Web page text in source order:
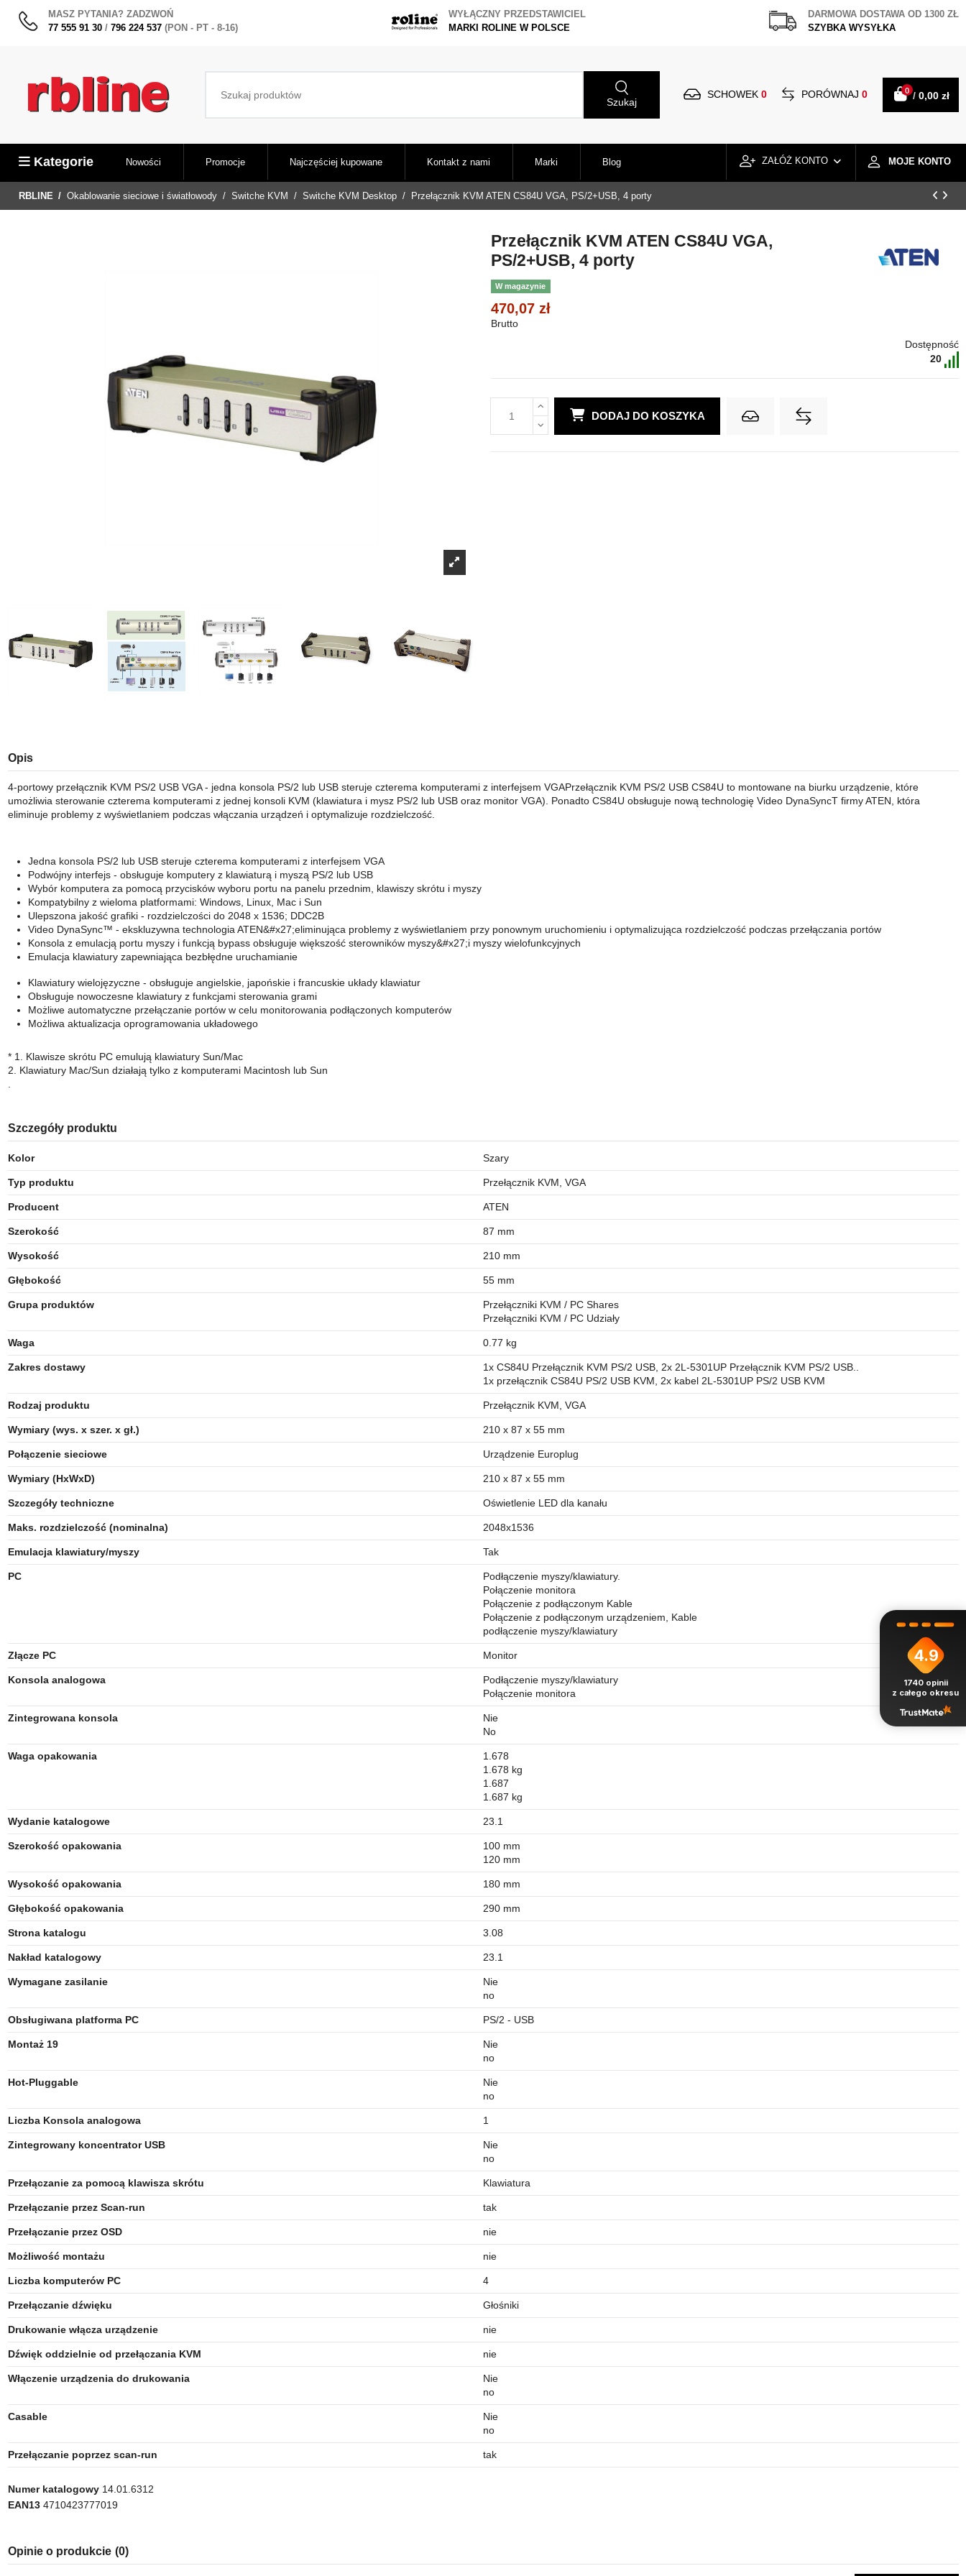
MASZ PYTANIA? ZADZWOŃ
77 555 91 30/ 796 224 537 (PON - PT - 8-16)
WYŁĄCZNY PRZEDSTAWICIEL
MARKI ROLINE W POLSCE
DARMOWA DOSTAWA OD 1300 ZŁ
SZYBKA WYSYŁKA
Szukaj
SCHOWEK 0 PORÓWNAJ 0 0 / 0,00 zł
Kategorie Nowości Promocje Najczęściej kupowane Kontakt z nami Marki Blog MOJE KONTO
ZAŁÓŻ KONTO
RBLINE Okablowanie sieciowe i światłowody Switche KVM Switche KVM Desktop Przełącznik KVM ATEN CS84U VGA, PS/2+USB, 4 porty
Przełącznik KVM ATEN CS84U VGA,
PS/2+USB, 4 porty
W magazynie
470,07 zł
Brutto
Dostępność
20
DODAJ DO KOSZYKA
Opis
4-portowy przełącznik KVM PS/2 USB VGA - jedna konsola PS/2 lub USB steruje czterema komputerami z interfejsem VGAPrzełącznik KVM PS/2 USB CS84U to montowane na biurku urządzenie, które
umożliwia sterowanie czterema komputerami z jednej konsoli KVM (klawiatura i mysz PS/2 lub USB oraz monitor VGA). Ponadto CS84U obsługuje nową technologię Video DynaSyncT firmy ATEN, która
eliminuje problemy z wyświetlaniem podczas włączania urządzeń i optymalizuje rozdzielczość.
Jedna konsola PS/2 lub USB steruje czterema komputerami z interfejsem VGA
Podwójny interfejs - obsługuje komputery z klawiaturą i myszą PS/2 lub USB
Wybór komputera za pomocą przycisków wyboru portu na panelu przednim, klawiszy skrótu i myszy
Kompatybilny z wieloma platformami: Windows, Linux, Mac i Sun
Ulepszona jakość grafiki - rozdzielczości do 2048 x 1536; DDC2B
Video DynaSync™ - ekskluzywna technologia ATEN&#x27;eliminująca problemy z wyświetlaniem przy ponownym uruchomieniu i optymalizująca rozdzielczość podczas przełączania portów
Konsola z emulacją portu myszy i funkcją bypass obsługuje większość sterowników myszy&#x27;i myszy wielofunkcyjnych
Emulacja klawiatury zapewniająca bezbłędne uruchamianie
Klawiatury wielojęzyczne - obsługuje angielskie, japońskie i francuskie układy klawiatur
Obsługuje nowoczesne klawiatury z funkcjami sterowania grami
Możliwe automatyczne przełączanie portów w celu monitorowania podłączonych komputerów
Możliwa aktualizacja oprogramowania układowego
* 1. Klawisze skrótu PC emulują klawiatury Sun/Mac
2. Klawiatury Mac/Sun działają tylko z komputerami Macintosh lub Sun
.
Szczegóły produktu
Kolor Szary
Typ produktu Przełącznik KVM, VGA
Producent ATEN
Szerokość 87 mm
Wysokość 210 mm
Głębokość 55 mm
Grupa produktów
Przełączniki KVM / PC Shares
Przełączniki KVM / PC Udziały
Waga 0.77 kg
Zakres dostawy
1x CS84U Przełącznik KVM PS/2 USB, 2x 2L-5301UP Przełącznik KVM PS/2 USB..
1x przełącznik CS84U PS/2 USB KVM, 2x kabel 2L-5301UP PS/2 USB KVM
Rodzaj produktu Przełącznik KVM, VGA
Wymiary (wys. x szer. x gł.) 210 x 87 x 55 mm
Połączenie sieciowe Urządzenie Europlug
Wymiary (HxWxD) 210 x 87 x 55 mm
Szczegóły techniczne Oświetlenie LED dla kanału
Maks. rozdzielczość (nominalna) 2048x1536
Emulacja klawiatury/myszy Tak
PC
Podłączenie myszy/klawiatury.
Połączenie monitora
Połączenie z podłączonym Kable
Połączenie z podłączonym urządzeniem, Kable
podłączenie myszy/klawiatury
Złącze PC Monitor
Konsola analogowa
Podłączenie myszy/klawiatury
Połączenie monitora
Zintegrowana konsola
Nie
No
Waga opakowania
1.678
1.678 kg
1.687
1.687 kg
Wydanie katalogowe 23.1
Szerokość opakowania
100 mm
120 mm
Wysokość opakowania 180 mm
Głębokość opakowania 290 mm
Strona katalogu 3.08
Nakład katalogowy 23.1
Wymagane zasilanie
Nie
no
Obsługiwana platforma PC PS/2 - USB
Montaż 19
Nie
no
Hot-Pluggable
Nie
no
Liczba Konsola analogowa 1
Zintegrowany koncentrator USB
Nie
no
Przełączanie za pomocą klawisza skrótu Klawiatura
Przełączanie przez Scan-run tak
Przełączanie przez OSD nie
Możliwość montażu nie
Liczba komputerów PC 4
Przełączanie dźwięku Głośniki
Drukowanie włącza urządzenie nie
Dźwięk oddzielnie od przełączania KVM nie
Włączenie urządzenia do drukowania
Nie
no
Casable
Nie
no
Przełączanie poprzez scan-run tak
Numer katalogowy 14.01.6312
EAN13 4710423777019
Opinie o produkcie (0)
4.9
1740 opinii
z całego okresu